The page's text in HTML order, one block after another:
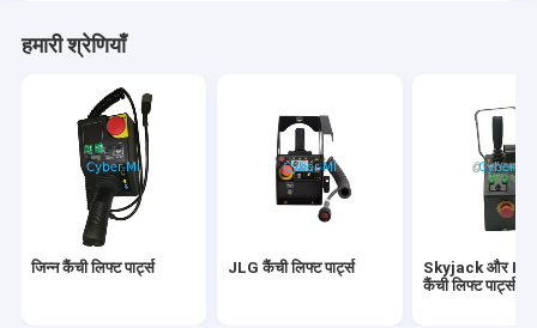
कैंची लिफ्ट डीसी मोटर नियंत्रक और ईसीयू इलेक्ट्रॉनिक नियंत्रण इकाई
कैंची लिफ्ट पीसीबी सर्किट बोर्ड
गैर सड़क मशीनरी के लिए नियंत्रक
गैर सड़क मशीनरी के लिए स्क्रीन डिस्प्ले
हमारी श्रेणियाँ
जिन्न कैंची लिफ्ट पार्ट्स JLG कैंची लिफ्ट पार्ट्स
Skyjack और
कैंची लिफ्ट पार्ट्स